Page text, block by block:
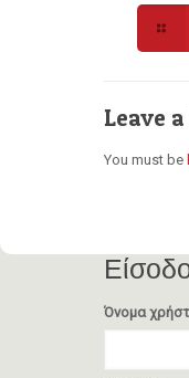
Leave
You must be
Όνομα